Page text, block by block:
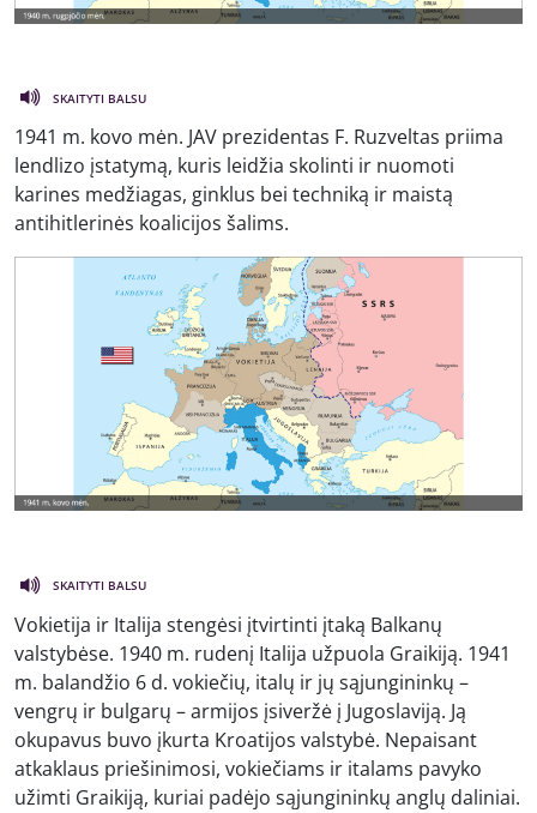
SKAITYTI BALSU
1941 m. kovo mėn. JAV prezidentas F. Ruzveltas priima
lendlizo įstatymą, kuris leidžia skolinti ir nuomoti
karines medžiagas, ginklus bei techniką ir maistą
antihitlerinės koalicijos šalims.
SKAITYTI BALSU
Vokietija ir Italija stengėsi įtvirtinti įtaką Balkanų
valstybėse. 1940 m. rudenį Italija užpuola Graikiją. 1941
m. balandžio 6 d. vokiečių, italų ir jų sąjungininkų –
vengrų ir bulgarų – armijos įsiveržė į Jugoslaviją. Ją
okupavus buvo įkurta Kroatijos valstybė. Nepaisant
atkaklaus priešinimosi, vokiečiams ir italams pavyko
užimti Graikiją, kuriai padėjo sąjungininkų anglų daliniai.